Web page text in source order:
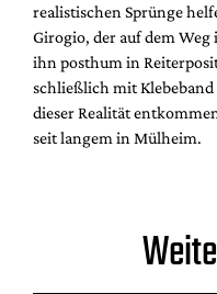
realistischen Sprünge
Girogio, der auf dem Weg
ihn posthum in
schließlich mit Klebeband
dieser Realität
seit langem in Mülheim.